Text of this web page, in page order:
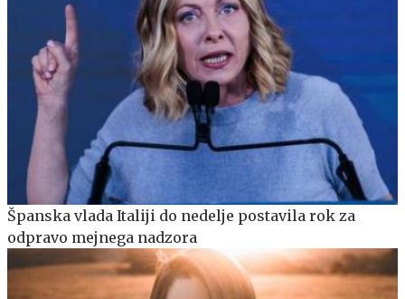
Španska vlada Italiji do nedelje postavila rok za
odpravo mejnega nadzora